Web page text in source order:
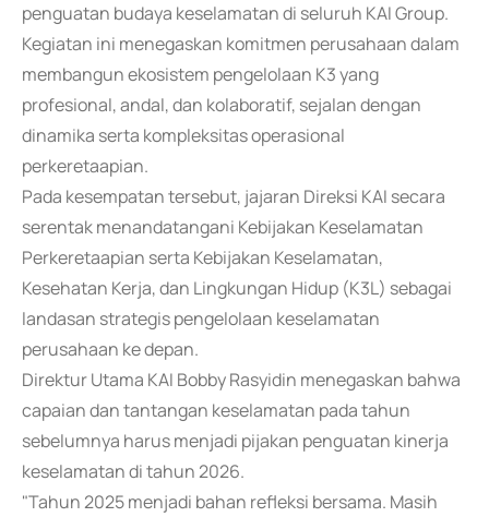
penguatan budaya keselamatan di seluruh KAI Group.
Kegiatan ini menegaskan komitmen perusahaan dalam
membangun ekosistem pengelolaan K3 yang
profesional, andal, dan kolaboratif, sejalan dengan
dinamika serta kompleksitas operasional
perkeretaapian.
Pada kesempatan tersebut, jajaran Direksi KAI secara
serentak menandatangani Kebijakan Keselamatan
Perkeretaapian serta Kebijakan Keselamatan,
Kesehatan Kerja, dan Lingkungan Hidup (K3L) sebagai
landasan strategis pengelolaan keselamatan
perusahaan ke depan.
Direktur Utama KAI Bobby Rasyidin menegaskan bahwa
capaian dan tantangan keselamatan pada tahun
sebelumnya harus menjadi pijakan penguatan kinerja
keselamatan di tahun 2026.
"Tahun 2025 menjadi bahan refleksi bersama. Masih